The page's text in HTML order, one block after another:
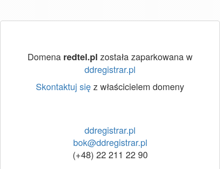
Domena redtel.pl została zaparkowana w
ddregistrar.pl
Skontaktuj sięz właścicielem domeny
ddregistrar.pl
bok@ddregistrar.pl
(+48) 22 211 22 90